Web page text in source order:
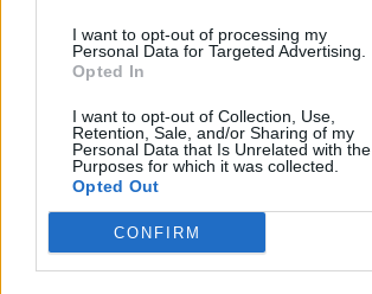
I want to opt-out of processing my
Personal Data for Targeted Advertising.
Opted In
I want to opt-out of Collection, Use,
Retention, Sale, and/or Sharing of my
Personal Data that Is Unrelated with the
Purposes for which it was collected.
Opted Out
CONFIRM